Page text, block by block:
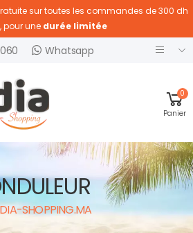
sur toutes les commandes de 300 dh
pour une durée limitée
Whatsapp
0
Panier
SHOPPING.MA